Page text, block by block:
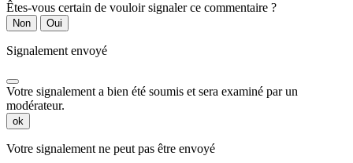
Êtes-vous certain de vouloir signaler ce commentaire ?
Non Oui
Signalement envoyé
Votre signalement a bien été soumis et sera examiné par un
modérateur.
ok
Votre signalement ne peut pas être envoyé